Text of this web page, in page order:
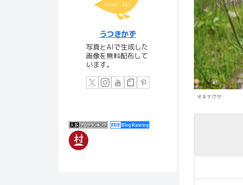
オキナグサ
うつきかず
写真とAIで生成した
画像を無料配布して
います。